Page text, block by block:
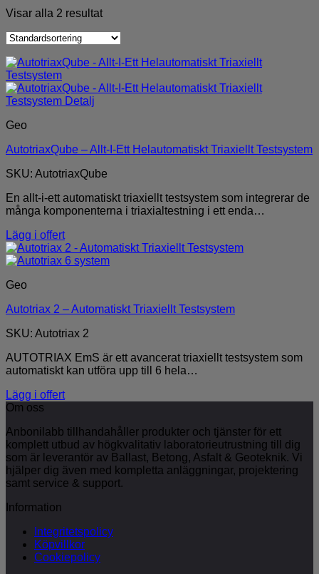
Visar alla 2 resultat
Geo
AutotriaxQube – Allt-I-Ett Helautomatiskt Triaxiellt Testsystem
SKU: AutotriaxQube
En allt-i-ett automatiskt triaxiellt testsystem som integrerar de
många komponenterna i triaxialtestning i ett enda…
Lägg i offert
Geo
Autotriax 2 – Automatiskt Triaxiellt Testsystem
SKU: Autotriax 2
AUTOTRIAX EmS är ett avancerat triaxiellt testsystem som
automatiskt kan utföra upp till 6 hela…
Lägg i offert
Om oss
Anbonilabb tillhandahåller produkter och tjänster för ett
komplett utbud av högkvalitativ laboratorieutrustning till dig
som är leverantör av Ballast, Betong, Asfalt & Geoteknik. Vi
hjälper dig även med kompletta anläggningar, projektering
samt service & support.
Information
Integritetspolicy
Köpvillkor
Cookiepolicy